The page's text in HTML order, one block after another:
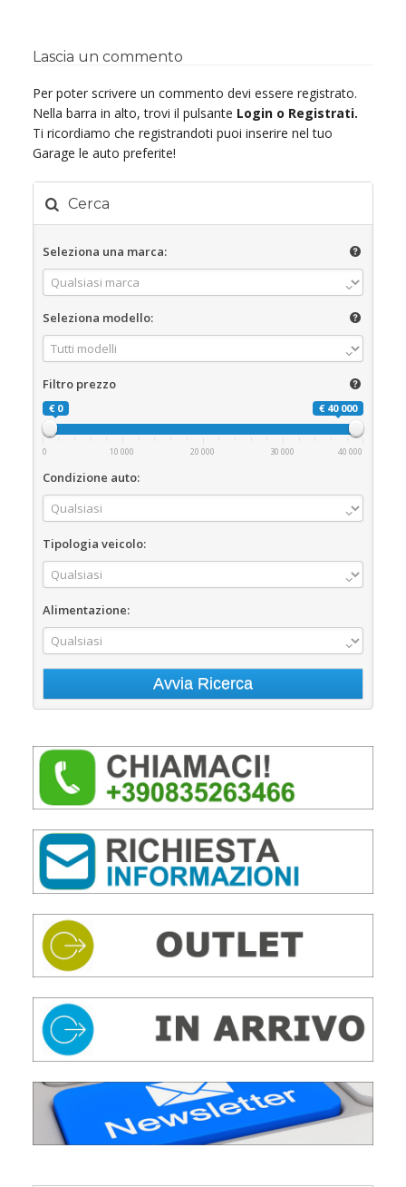
Lascia un commento
Per poter scrivere un commento devi essere registrato.
Nella barra in alto, trovi il pulsante Login o Registrati.
Ti ricordiamo che registrandoti puoi inserire nel tuo
Garage le auto preferite!
Cerca
Seleziona una marca:
Seleziona modello:
Filtro prezzo
€ 0 € 40 000
0 10 000 20 000 30 000 40 000
Condizione auto:
Tipologia veicolo:
Alimentazione: